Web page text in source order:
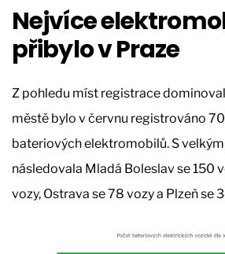
Nejvíce
přibylo v Praze
Z pohledu míst registrace
městě bylo v červnu registrováno
bateriových elektromobilů. S
následovala Mladá Boleslav se 150
vozy, Ostrava se 78 vozy a Plzeň se